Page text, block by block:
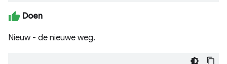
Doen
Nieuw - de nieuwe weg.